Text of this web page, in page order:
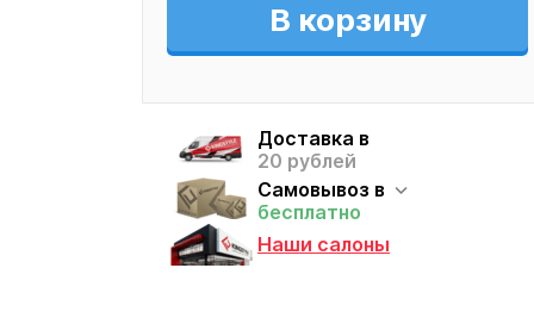
В корзину
Доставка в
20 рублей
Самовывоз в
бесплатно
Наши салоны